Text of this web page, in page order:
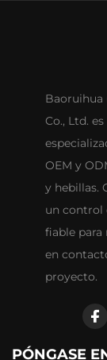
Baoruihua
Co., Ltd.
OEM y
y hebillas.
un control
fiable para
en
proyecto.
PÓNGASE